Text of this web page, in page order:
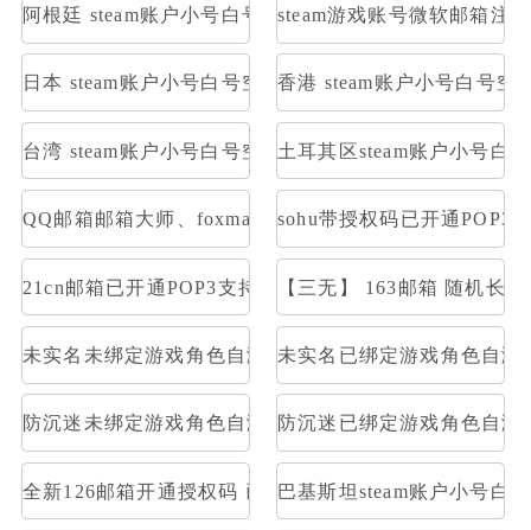
阿根廷 steam账户小号白号空号方舟steam游戏账号微软邮箱注
日本 steam账户小号白号空号方舟香港 steam账户小号白号空
台湾 steam账户小号白号空号方舟土耳其区steam账户小号白
QQ邮箱邮箱大师、foxmail等登陆,不是网页登陆，是授
sohu带授权码已开通POP3
21cn邮箱已开通POP3支持邮箱大师直登/支持网页登/
【三无】 163邮箱 随机长
未实名未绑定游戏角色自测部分存在角色未实名已绑定游戏角色自测
防沉迷未绑定游戏角色自测部分存在角色防沉迷已绑定游戏角色自测
全新126邮箱开通授权码 已开通Pop3，imap 格式：账
巴基斯坦steam账户小号白